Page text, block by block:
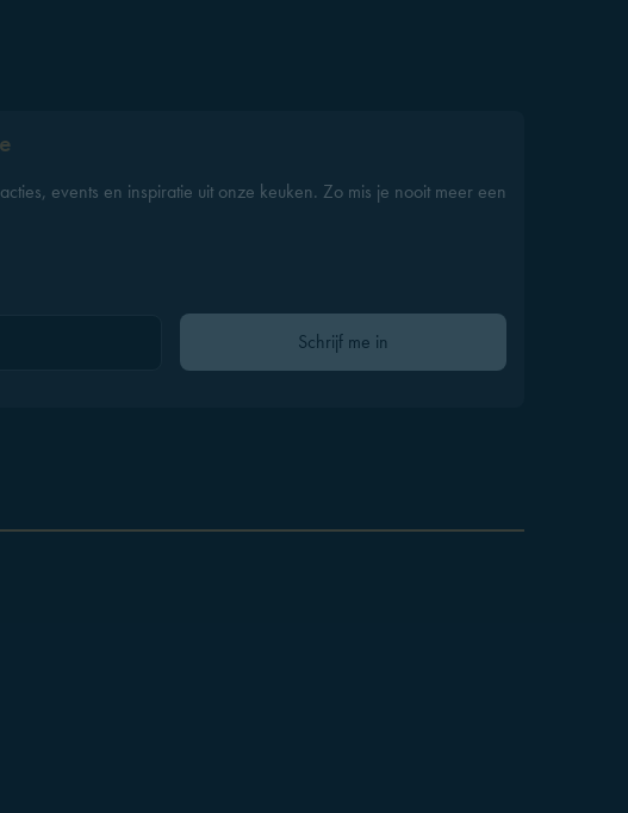
events en inspiratie uit onze keuken. Zo mis je nooit meer een
Gelieve dit veld leeg te laten
Schrijf me in